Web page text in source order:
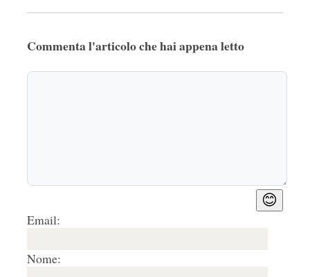
Commenta l'articolo che hai appena letto
😊
Email:
Nome: